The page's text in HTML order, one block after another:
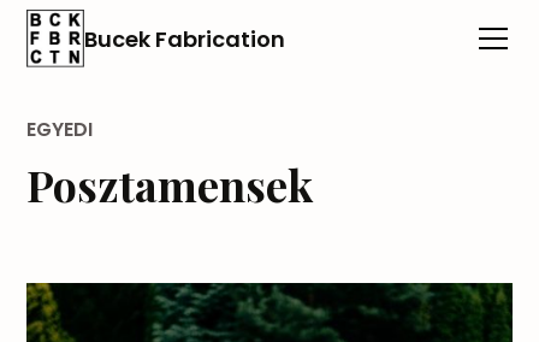
Bucek Fabrication
EGYEDI
Posztamensek